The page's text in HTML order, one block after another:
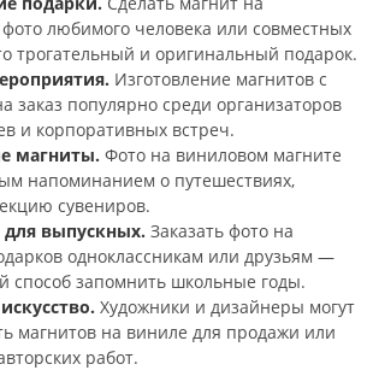
любимого человека или совместных
трогательный и оригинальный подарок.
Изготовление магнитов с
заказ популярно среди организаторов
и корпоративных встреч.
магниты. Фото на виниловом магните
напоминанием о путешествиях,
сувениров.
выпускных. Заказать фото на
одноклассникам или друзьям —
способ запомнить школьные годы.
Художники и дизайнеры могут
магнитов на виниле для продажи или
работ.